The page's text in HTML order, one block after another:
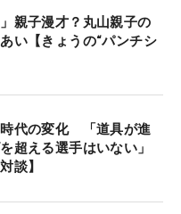
親子漫才？丸山親子の
い【きょうの“パンチシ
代の変化 「道具が進
超える選手はいない」
談】